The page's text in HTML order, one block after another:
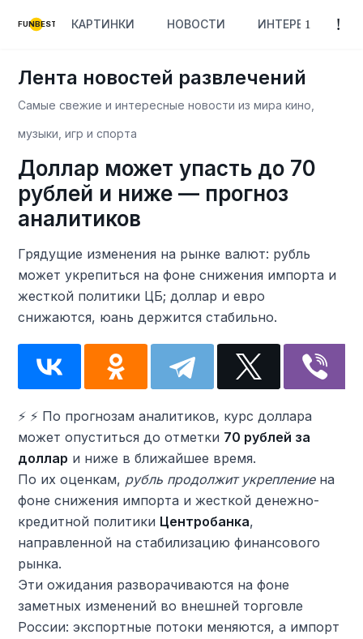
FUNBEST КАРТИНКИ НОВОСТИ ИНТЕРЕСНОЕ
Лента новостей развлечений
Самые свежие и интересные новости из мира кино,
музыки, игр и спорта
Доллар может упасть до 70
рублей и ниже — прогноз
аналитиков
Грядущие изменения на рынке валют: рубль
может укрепиться на фоне снижения импорта и
жесткой политики ЦБ; доллар и евро
снижаются, юань держится стабильно.
⚡ ️⚡️ По прогнозам аналитиков, курс доллара
может опуститься до отметки 70 рублей за
доллар и ниже в ближайшее время.
По их оценкам, рубль продолжит укреплениена
фоне снижения импорта и жесткой денежно-
кредитной политики Центробанка,
направленной на стабилизацию финансового
рынка.
Эти ожидания разворачиваются на фоне
заметных изменений во внешней торговле
России: экспортные потоки меняются, а импорт